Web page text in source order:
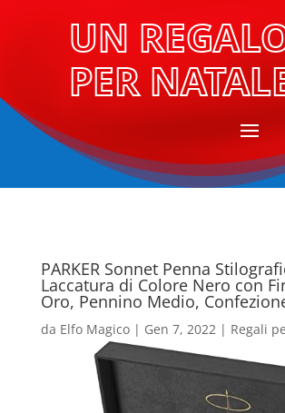
UN
PER
PARKER Sonnet Penna
Laccatura di Colore Nero con
Oro, Pennino Medio,
da Elfo Magico| Gen 7, 2022| Regali